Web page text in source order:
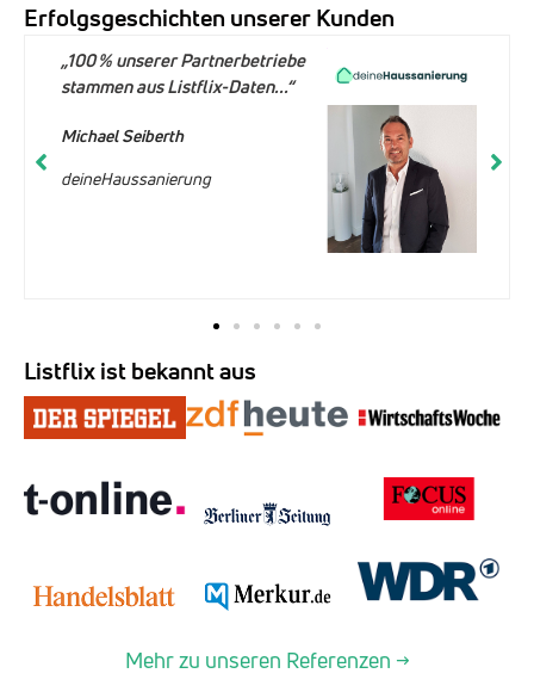
Erfolgsgeschichten unserer Kunden
„100 % unserer Partnerbetriebe
stammen aus Listflix-Daten...“
Michael Seiberth
deineHaussanierung
Listflix ist bekannt aus
Mehr zu unseren Referenzen →